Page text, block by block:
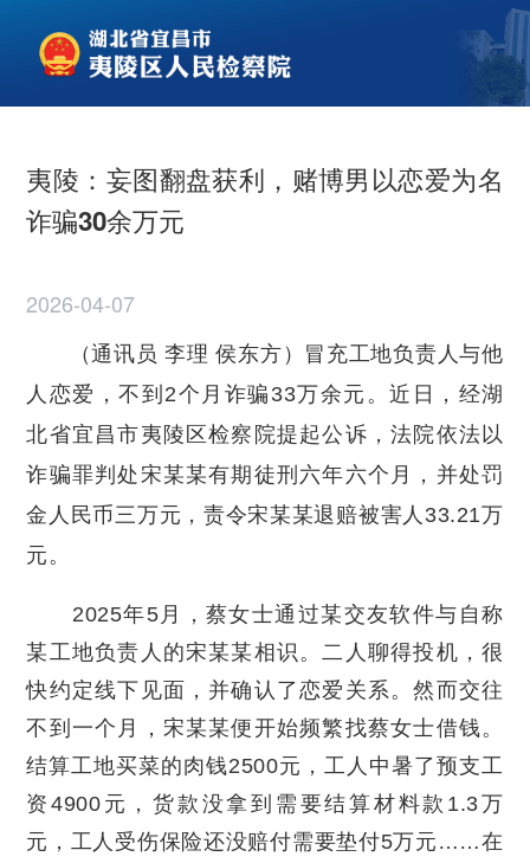
夷陵：妄图翻盘获利，赌博男以恋爱为名
诈骗30余万元
2026-04-07
（通讯员 李理 侯东方）冒充工地负责人与他
人恋爱，不到2个月诈骗33万余元。近日，经湖
北省宜昌市夷陵区检察院提起公诉，法院依法以
诈骗罪判处宋某某有期徒刑六年六个月，并处罚
金人民币三万元，责令宋某某退赔被害人33.21万
元。
2025年5月，蔡女士通过某交友软件与自称
某工地负责人的宋某某相识。二人聊得投机，很
快约定线下见面，并确认了恋爱关系。然而交往
不到一个月，宋某某便开始频繁找蔡女士借钱。
结算工地买菜的肉钱2500元，工人中暑了预支工
资4900元，货款没拿到需要结算材料款1.3万
元，工人受伤保险还没赔付需要垫付5万元……在